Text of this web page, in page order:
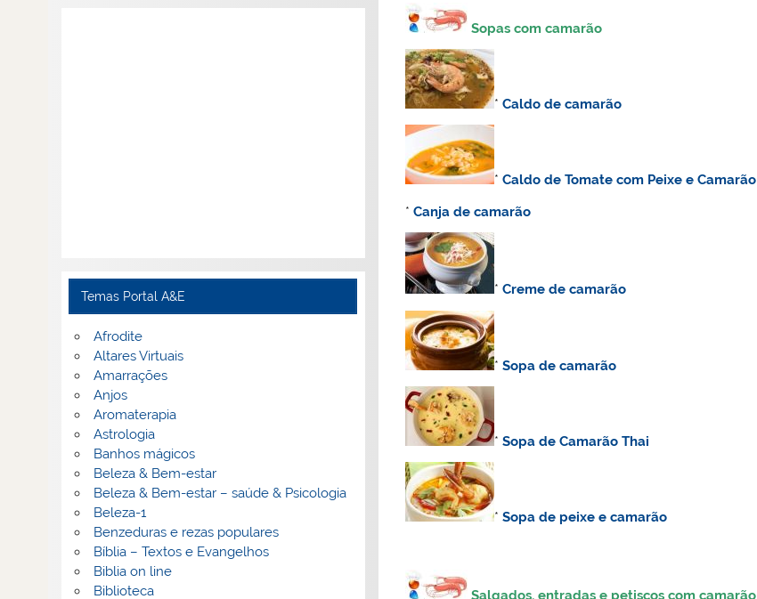
Sopas com camarão
*Caldo de camarão
*Caldo de Tomate com Peixe e Camarão
*Canja de camarão
*Creme de camarão
*Sopa de camarão
*Sopa de Camarão Thai
*Sopa de peixe e camarão
Salgados, entradas e petiscos com camarão
Temas Portal A&E
Afrodite
Altares Virtuais
Amarrações
Anjos
Aromaterapia
Astrologia
Banhos mágicos
Beleza & Bem-estar
Beleza & Bem-estar – saúde & Psicologia
Beleza-1
Benzeduras e rezas populares
Bíblia – Textos e Evangelhos
Biblia on line
Biblioteca